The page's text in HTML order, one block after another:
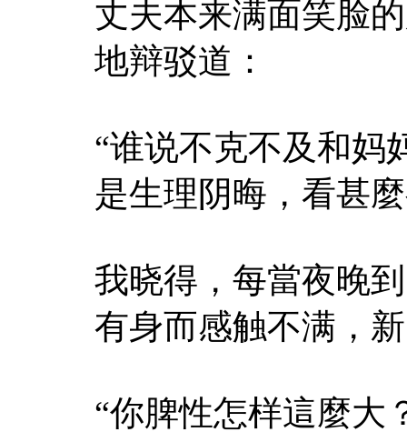
丈夫本来满面笑脸
地辩驳道：
“谁说不克不及和妈
是生理阴晦，看甚
我晓得，每當夜晚
有身而感触不满，
“你脾性怎样這麼大